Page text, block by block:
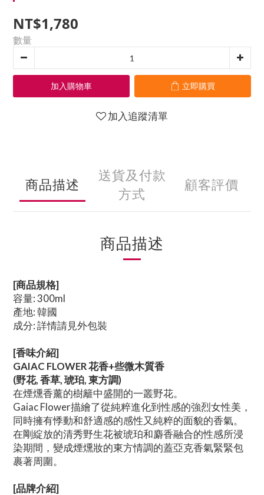
NT$1,780
數量
加入購物車 立即購買
加入追蹤清單
商品描述
送貨及付款
方式
顧客評價
商品描述
[商品規格]
容量: 300ml
產地: 韓國
成分: 詳情請見外包裝
[香味介紹]
GAIAC FLOWER 花香+些微木質香
(野花, 香草, 琥珀, 東方調)
在煙燻香薰的樹籬中盛開的一叢野花。
Gaiac Flower描繪了從純粹進化到性感的強烈女性美，
同時擁有悸動和舒適感的感性又純粹的面貌的香氣。
在剛綻放的清秀野生花被琥珀和麝香融合的性感所浸
染期間，變成煙燻妝的東方情調的蓋亞克香氣緊緊包
裹著周圍。
[品牌介紹]